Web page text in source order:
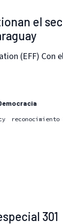
el
(EFF) Con
301